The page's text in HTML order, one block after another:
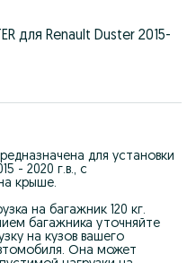
для Renault Duster 2015-
для установки
- 2020 г.в., с
крыше.
на багажник 120 кг.
багажника уточняйте
на кузов вашего
Она может
нагрузки на